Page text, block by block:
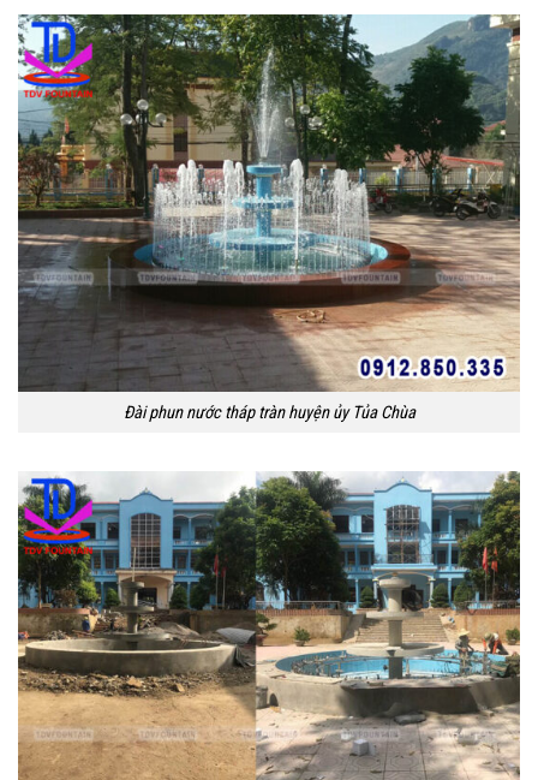
Đài phun nước tháp tràn huyện ủy Tủa Chùa